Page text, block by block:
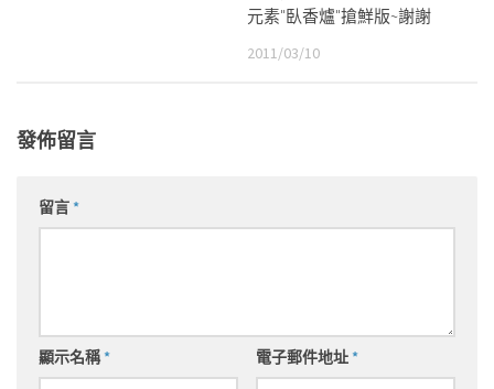
元素"臥香爐"搶鮮版~謝謝
2011/03/10
發佈留言
留言*
顯示名稱* 電子郵件地址*